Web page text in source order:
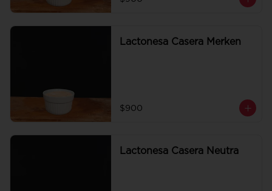
Lactonesa Casera Merken
$900
Lactonesa Casera Neutra